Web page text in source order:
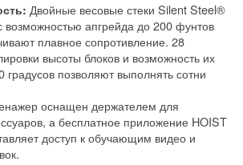
Двойные весовые стеки Silent Steel®
возможностью апгрейда до 200 фунтов
плавное сопротивление. 28
высоты блоков и возможность их
позволяют выполнять сотни
оснащен держателем для
а бесплатное приложение HOIST
доступ к обучающим видео и